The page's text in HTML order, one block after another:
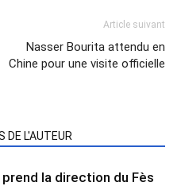
Article suivant
Nasser Bourita attendu en
Chine pour une visite officielle
DE L'AUTEUR
la direction du Fès